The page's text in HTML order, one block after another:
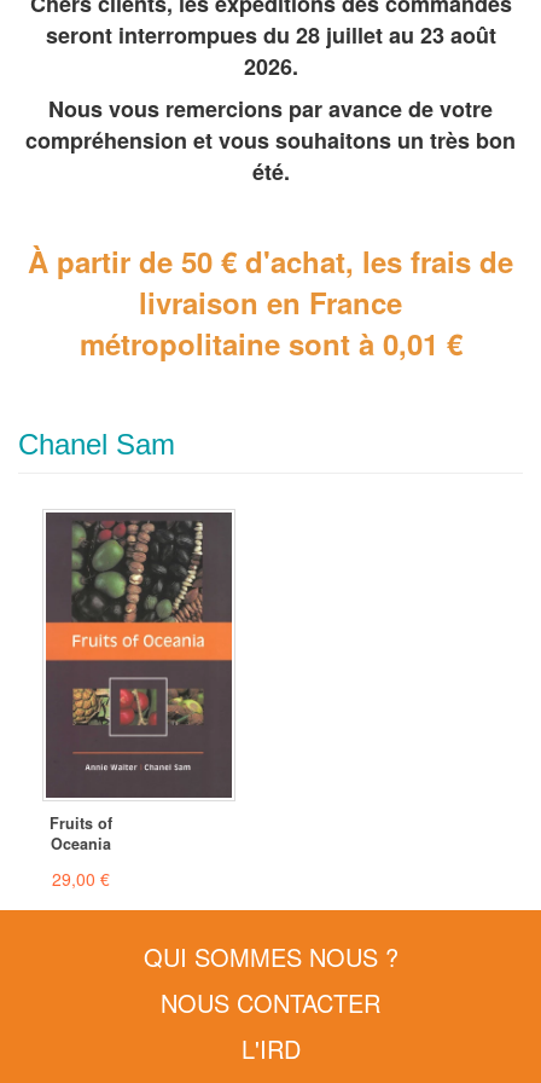
seront interrompues du 28 juillet au 23 août
2026.
Nous vous remercions par avance de votre
compréhension et vous souhaitons un très bon
été.
À partir de 50 € d'achat, les frais de
livraison en France
métropolitainesont à 0,01 €
Chanel Sam
Fruits of
Oceania
29,00 €
QUI SOMMES NOUS ?
NOUS CONTACTER
L'IRD